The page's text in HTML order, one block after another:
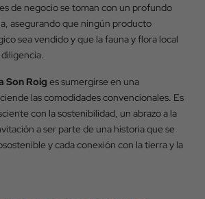
de negocio se toman con un profundo
asegurando que ningún producto
sea vendido y que la fauna y flora local
Son Roig es sumergirse en una
las comodidades convencionales. Es
con la sostenibilidad, un abrazo a la
a ser parte de una historia que se
y cada conexión con la tierra y la